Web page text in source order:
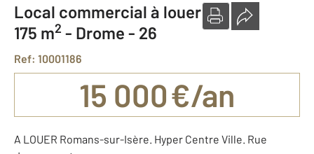
Local commercial à louer
175 m2 - Drome - 26
Ref: 10001186
15 000 €/an
A LOUER Romans-sur-Isère. Hyper Centre Ville. Rue